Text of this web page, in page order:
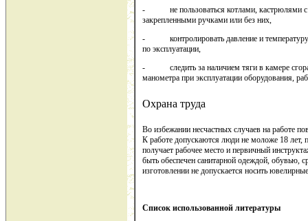
- не пользоваться котлами, кастрюлями с
закрепленными ручками или без них,
- контролировать давление и температуру
по эксплуатации,
- следить за наличием тяги в камере
манометра при эксплуатации оборудования,
Охрана труда
Во избежании несчастных случаев на работе
К работе допускаются люди не моложе 18 лет,
получает рабочее место и первичный
быть обеспечен санитарной одеждой, обувью,
изготовлении не допускается носить
Список использованной литературы